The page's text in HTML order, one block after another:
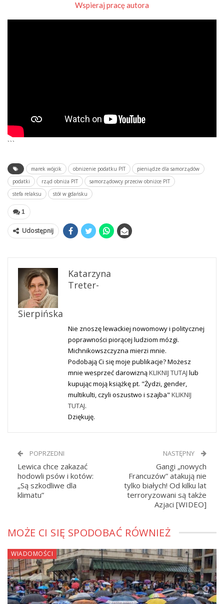
Wspieraj pracę autora
```
marek wójcik obniżenie podatku PIT
pieniądze dla samorządów
podatki
rząd obniża PIT
samorządowcy przeciw obniżce PIT
stefa relaksu
stół w gdańsku
1
Udostępnij
Katarzyna
Treter-
Sierpińska
Nie znoszę lewackiej nowomowy i politycznej
poprawności piorącej ludziom mózgi.
Michnikowszczyzna mierzi mnie.
Podobają Ci się moje publikacje? Możesz
mnie wesprzeć darowiznąKLIKNIJ TUTAJ lub
kupując moją książkę pt. "Żydzi, gender,
multikulti, czyli oszustwo i szajba" KLIKNIJ
TUTAJ.
Dziękuję.
POPRZEDNI
Lewica chce zakazać
hodowli psów i kotów:
„Są szkodliwe dla
klimatu”
NASTĘPNY
Gangi „nowych
Francuzów” atakują nie
tylko białych! Od kilku lat
terroryzowani są także
Azjaci [WIDEO]
MOŻE CI SIĘ SPODOBAĆ RÓWNIEŻ
WIADOMOŚCI